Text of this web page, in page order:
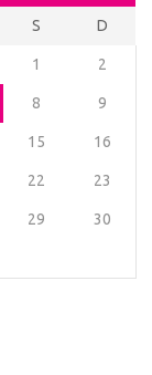
S D
1 2
8 9
15 16
22 23
29 30